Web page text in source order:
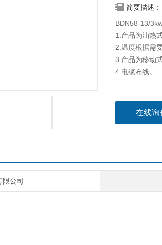
简要描述：
BDN58-13/
1.产品为油热
2.温度根据需
3.产品为移动
4.电缆布线。
在线询
公司